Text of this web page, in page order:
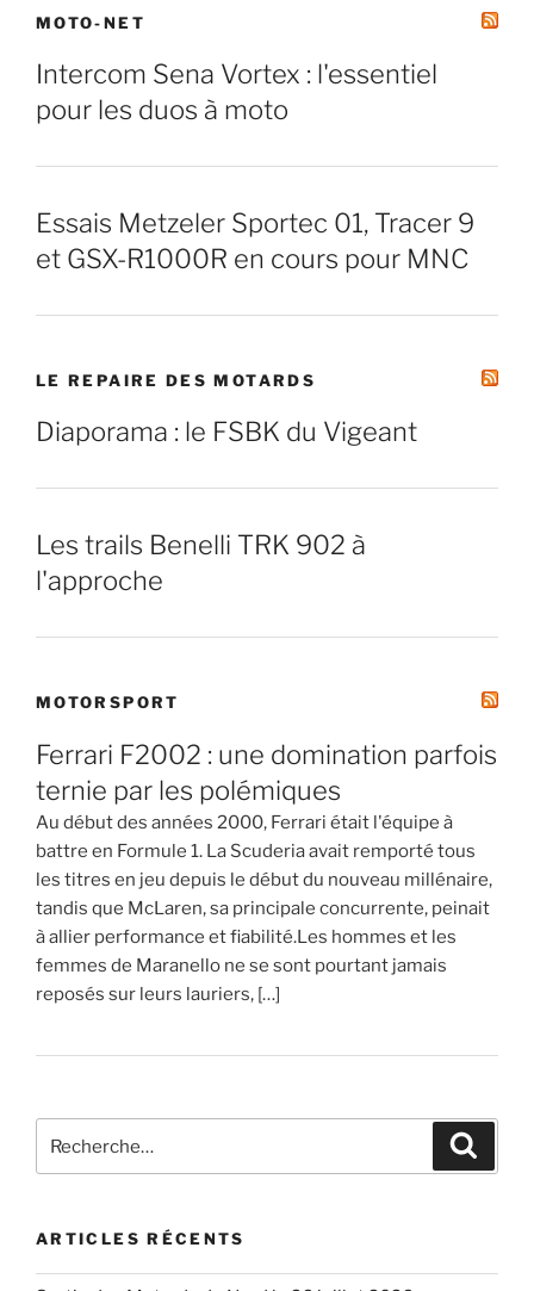
MOTO-NET
Intercom Sena Vortex : l'essentiel
pour les duos à moto
Essais Metzeler Sportec 01, Tracer 9
et GSX-R1000R en cours pour MNC
LE REPAIRE DES MOTARDS
Diaporama : le FSBK du Vigeant
Les trails Benelli TRK 902 à
l'approche
MOTORSPORT
Ferrari F2002 : une domination parfois
ternie par les polémiques
Au début des années 2000, Ferrari était l'équipe à
battre en Formule 1. La Scuderia avait remporté tous
les titres en jeu depuis le début du nouveau millénaire,
tandis que McLaren, sa principale concurrente, peinait
à allier performance et fiabilité.Les hommes et les
femmes de Maranello ne se sont pourtant jamais
reposés sur leurs lauriers, […]
pour
ARTICLES RÉCENTS